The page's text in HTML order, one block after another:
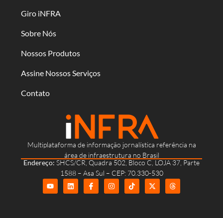
Multiplataforma de informação jornalística referência na
área de infraestrutura no Brasil
Endereço: SHCS/CR, Quadra 502, Bloco C, LOJA 37, Parte
1588 – Asa Sul – CEP: 70.330-530
Giro iNFRA
Sobre Nós
Nossos Produtos
Assine Nossos Serviços
Contato